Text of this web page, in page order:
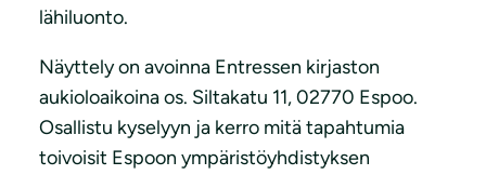
lähiluonto.
Näyttely on avoinna Entressen kirjaston
aukioloaikoina os. Siltakatu 11, 02770 Espoo.
Osallistu kyselyyn ja kerro mitä tapahtumia
toivoisit Espoon ympäristöyhdistyksen